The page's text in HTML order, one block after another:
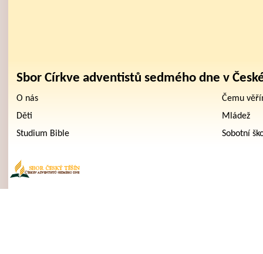
Sbor Církve adventistů sedmého dne v
O nás
Čemu
Děti
Mládež
Studium Bible
Sobotní